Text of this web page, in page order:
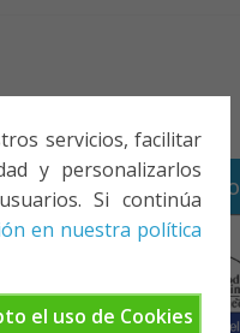
servicios, facilitar
y personalizarlos
Si continúa
en nuestra política
el uso de Cookies
YOUTUBE CONTACTO